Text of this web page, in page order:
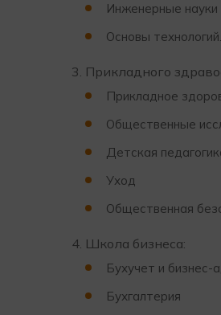
Инженерные науки
Основы технологий.
Прикладного
Прикладное
Общественные
Детская
Уход
Общественная
Школа бизнеса:
Бухучет и бизнес-
Бухгалтерия